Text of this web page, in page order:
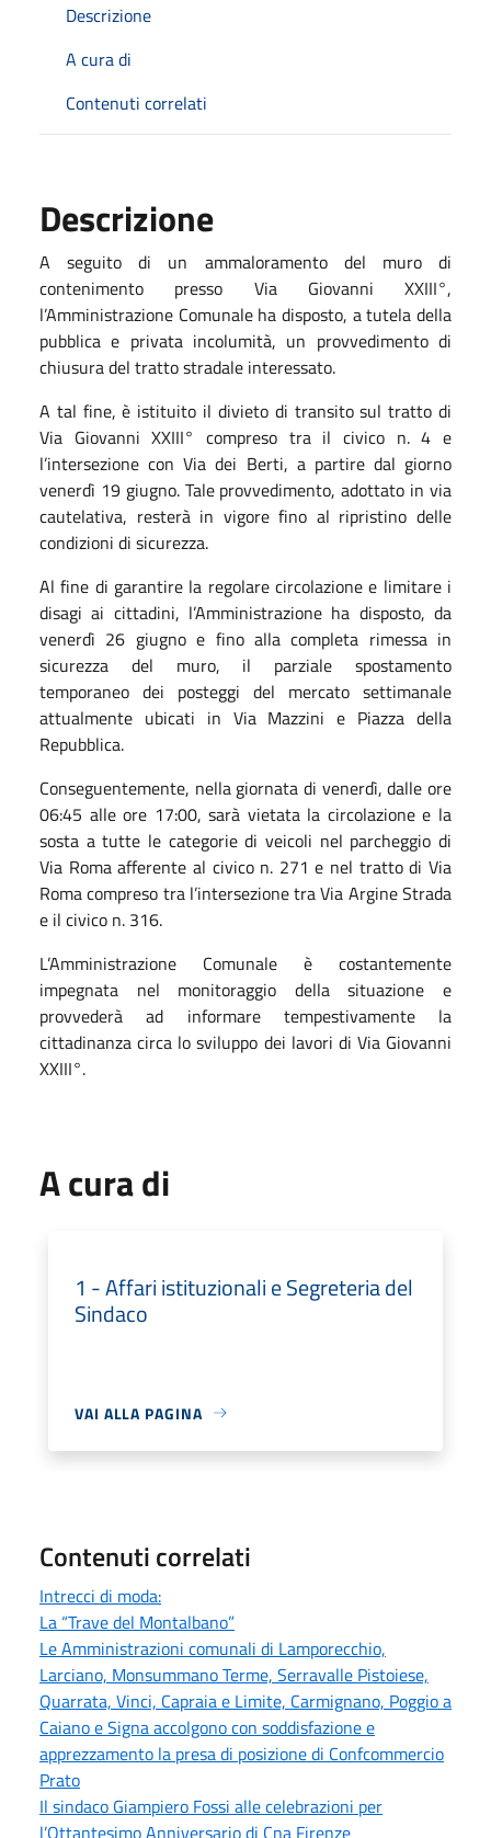
Descrizione
A cura di
Contenuti correlati
Descrizione
A seguito di un ammaloramento del muro di
contenimento presso Via Giovanni XXIII°,
l’Amministrazione Comunale ha disposto, a tutela della
pubblica e privata incolumità, un provvedimento di
chiusura del tratto stradale interessato.
A tal fine, è istituito il divieto di transito sul tratto di
Via Giovanni XXIII° compreso tra il civico n. 4 e
l’intersezione con Via dei Berti, a partire dal giorno
venerdì 19 giugno. Tale provvedimento, adottato in via
cautelativa, resterà in vigore fino al ripristino delle
condizioni di sicurezza.
Al fine di garantire la regolare circolazione e limitare i
disagi ai cittadini, l’Amministrazione ha disposto, da
venerdì 26 giugno e fino alla completa rimessa in
sicurezza del muro, il parziale spostamento
temporaneo dei posteggi del mercato settimanale
attualmente ubicati in Via Mazzini e Piazza della
Repubblica.
Conseguentemente, nella giornata di venerdì, dalle ore
06:45 alle ore 17:00, sarà vietata la circolazione e la
sosta a tutte le categorie di veicoli nel parcheggio di
Via Roma afferente al civico n. 271 e nel tratto di Via
Roma compreso tra l’intersezione tra Via Argine Strada
e il civico n. 316.
L’Amministrazione Comunale è costantemente
impegnata nel monitoraggio della situazione e
provvederà ad informare tempestivamente la
cittadinanza circa lo sviluppo dei lavori di Via Giovanni
XXIII°.
A cura di
1 - Affari istituzionali e Segreteria del
Sindaco
VAI ALLA PAGINA
Contenuti correlati
Intrecci di moda:
La “Trave del Montalbano”
Le Amministrazioni comunali di Lamporecchio,
Larciano, Monsummano Terme, Serravalle Pistoiese,
Quarrata, Vinci, Capraia e Limite, Carmignano, Poggio a
Caiano e Signa accolgono con soddisfazione e
apprezzamento la presa di posizione di Confcommercio
Prato
Il sindaco Giampiero Fossi alle celebrazioni per
l’Ottantesimo Anniversario di Cna Firenze